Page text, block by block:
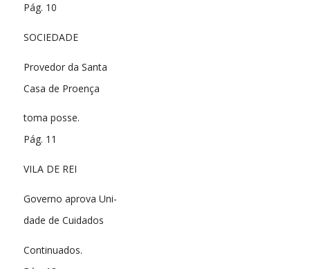
Pág. 10
SOCIEDADE
Provedor da Santa
Casa de Proença
toma posse.
Pág. 11
VILA DE REI
Governo aprova Uni-
dade de Cuidados
Continuados.